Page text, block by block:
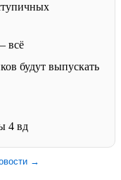
всё
будут выпускать
4 вд
→